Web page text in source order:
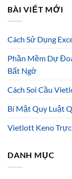
BÀI VIẾT MỚI
Cách Sử Dụng
Phần Mềm Dự
Bất Ngờ
Cách Soi Cầu
Bí Mật Quy Luật
Vietlott Keno
DANH MỤC